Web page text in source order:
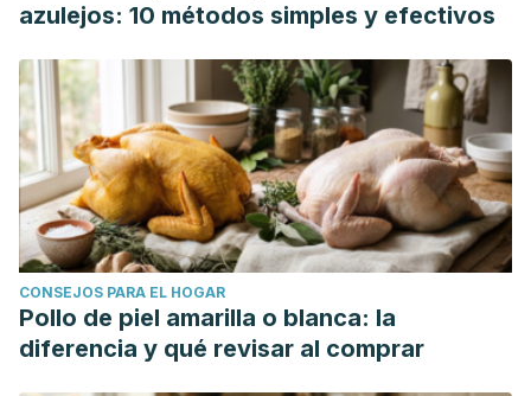
azulejos: 10 métodos simples y efectivos
CONSEJOS PARA EL HOGAR
Pollo de piel amarilla o blanca: la
diferencia y qué revisar al comprar